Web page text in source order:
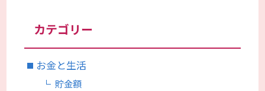
カテゴリー
お金と生活
貯金額